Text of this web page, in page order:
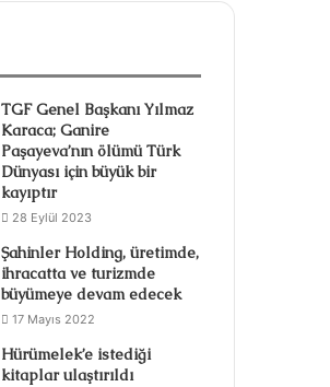
TGF Genel Başkanı Yılmaz
Karaca; Ganire
Paşayeva’nın ölümü Türk
Dünyası için büyük bir
kayıptır
28 Eylül 2023
Şahinler Holding, üretimde,
ihracatta ve turizmde
büyümeye devam edecek
17 Mayıs 2022
Hürümelek’e istediği
kitaplar ulaştırıldı